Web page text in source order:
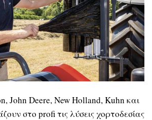
John Deere, New Holland, Kuhn και
στο profi τις λύσεις χορτοδεσίας